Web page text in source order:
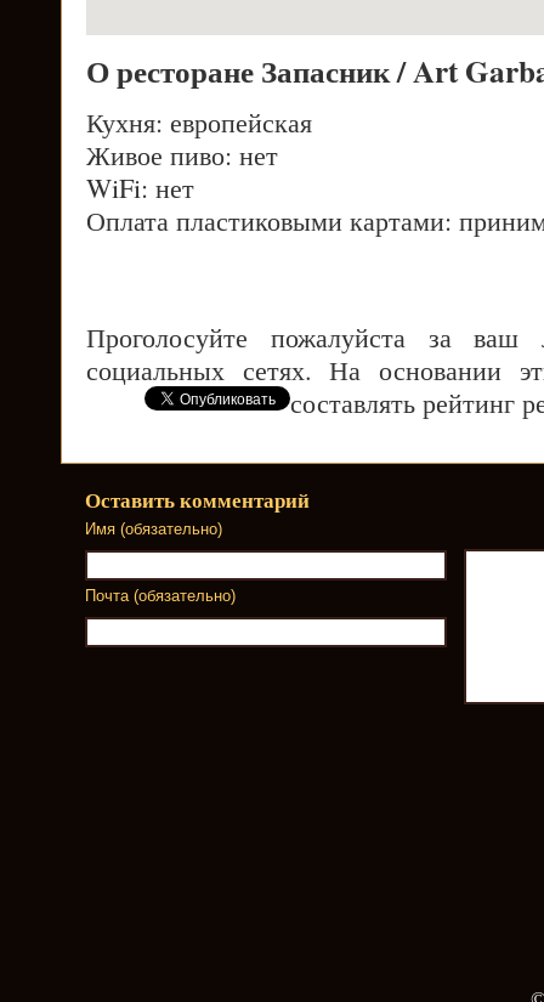
О ресторане Запасник / Art
Кухня: европейская
Живое пиво: нет
WiFi: нет
Оплата пластиковыми картами:
Проголосуйте пожалуйста за
социальных сетях. На основании
составлять рейтинг
Оставить комментарий
Имя (обязательно)
Почта (обязательно)